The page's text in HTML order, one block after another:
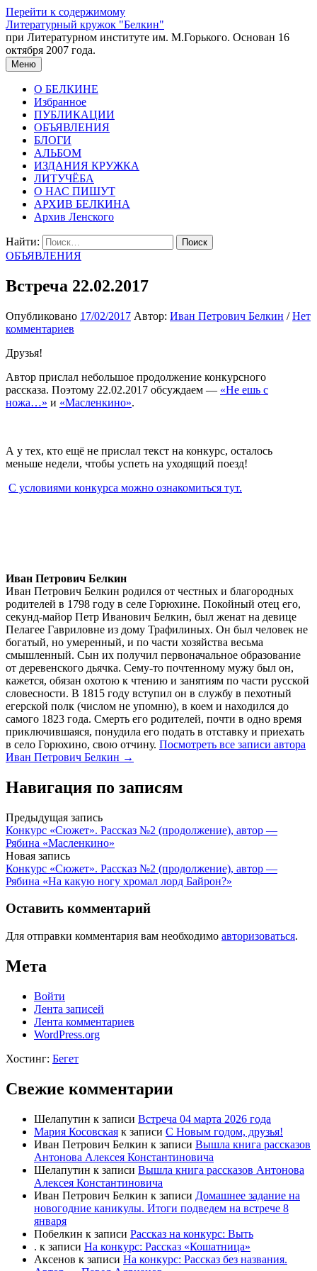
Перейти к содержимому
Литературный кружок "Белкин"
при Литературном институте им. М.Горького. Основан 16
октября 2007 года.
Меню
О БЕЛКИНЕ
Избранное
ПУБЛИКАЦИИ
ОБЪЯВЛЕНИЯ
БЛОГИ
АЛЬБОМ
ИЗДАНИЯ КРУЖКА
ЛИТУЧЁБА
О НАС ПИШУТ
АРХИВ БЕЛКИНА
Архив Ленского
Найти:
ОБЪЯВЛЕНИЯ
Встреча 22.02.2017
Опубликовано 17/02/2017 Автор: Иван Петрович Белкин /Нет
комментариев
Друзья!
Автор прислал небольшое продолжение конкурсного
рассказа. Поэтому 22.02.2017 обсуждаем — «Не ешь с
ножа…» и «Масленкино».
А у тех, кто ещё не прислал текст на конкурс, осталось
меньше недели, чтобы успеть на уходящий поезд!
С условиями конкурса можно ознакомиться тут.
Иван Петрович Белкин
Иван Петрович Белкин родился от честных и благородных
родителей в 1798 году в селе Горюхине. Покойный отец его,
секунд-майор Петр Иванович Белкин, был женат на девице
Пелагее Гавриловне из дому Трафилиных. Он был человек не
богатый, но умеренный, и по части хозяйства весьма
смышленный. Сын их получил первоначальное образование
от деревенского дьячка. Сему-то почтенному мужу был он,
кажется, обязан охотою к чтению и занятиям по части русской
словесности. В 1815 году вступил он в службу в пехотный
егерской полк (числом не упомню), в коем и находился до
самого 1823 года. Смерть его родителей, почти в одно время
приключившаяся, понудила его подать в отставку и приехать
в село Горюхино, свою отчину. Посмотреть все записи автора
Иван Петрович Белкин →
Навигация по записям
Предыдущая запись
Конкурс «Сюжет». Рассказ №2 (продолжение), автор —
Рябина «Масленкино»
Новая запись
Конкурс «Сюжет». Рассказ №2 (продолжение), автор —
Рябина «На какую ногу хромал лорд Байрон?»
Оставить комментарий
Для отправки комментария вам необходимо авторизоваться.
Мета
Войти
Лента записей
Лента комментариев
WordPress.org
Хостинг: Бегет
Свежие комментарии
Шелапутин к записи Встреча 04 марта 2026 года
Мария Косовская к записи С Новым годом, друзья!
Иван Петрович Белкин к записи Вышла книга рассказов
Антонова Алексея Константиновича
Шелапутин к записи Вышла книга рассказов Антонова
Алексея Константиновича
Иван Петрович Белкин к записи Домашнее задание на
новогодние каникулы. Итоги подведем на встрече 8
января
Побелкин к записи Рассказ на конкурс: Выть
. к записи На конкурс: Рассказ «Кошатница»
Аксенов к записи На конкурс: Рассказ без названия.